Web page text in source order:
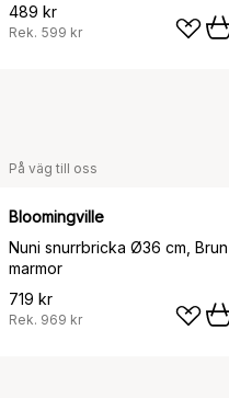
489 kr
Rek. 599 kr
På väg till oss
Bloomingville
Nuni snurrbricka Ø36 cm, Brun
marmor
719 kr
Rek. 969 kr